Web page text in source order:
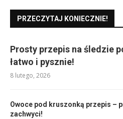
PRZECZYTAJ KONIECZNIE!
Prosty przepis na śledzie
łatwo i pysznie!
8 lutego, 2026
Owoce pod kruszonką przepis –
zachwyci!